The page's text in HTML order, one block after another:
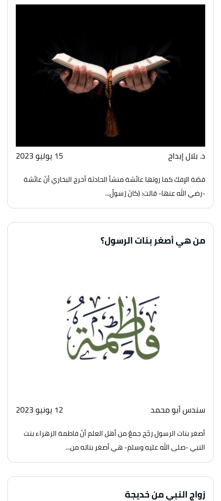
د. بلال إبداح 15 يوليو 2023
قصّة الإفك كما روتها عائشة منشأ الحادثة أخرج البخاري أنّ عائشة
-رضي الله عنها- قالت: (كانَ رَسولُ...
من هي أصغر بنات الرسول؟
سندس أبو محمد 12 يونيو 2023
أصغر بنات الرسول رجّح جمعٌ من أهل العلم أنّ فاطمة الزهراء بنت
النبي -صلى الله عليه وسلم- هي أصغر بناته من...
زواج النبي من خديجة